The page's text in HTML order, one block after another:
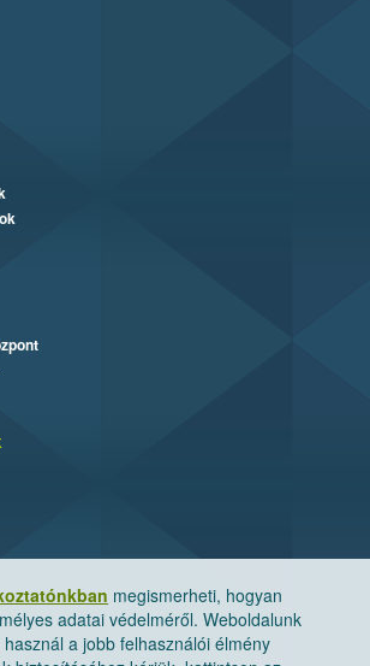
megismerheti, hogyan
adatai védelméről. Weboldalunk
a jobb felhasználói élmény